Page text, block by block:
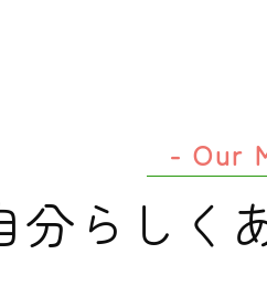
分らしく
- Our
出な
悩みを
分らしく
- Our